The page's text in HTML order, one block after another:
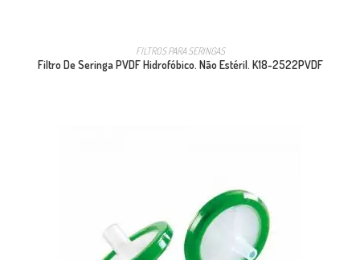
FILTROS PARA SERINGAS
Filtro De Seringa PVDF Hidrofóbico. Não Estéril. K18-2522PVDF